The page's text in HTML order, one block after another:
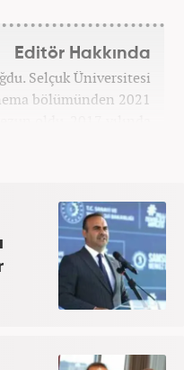
Editör Hakkında
Selçuk Üniversitesi
bölümünden 2021
oldu. 2017 yılında
ve muhabirliği
spor editörlüğü yaptı.
Grubu’nda editörlük
ayından itibaren
Haber7.com’da editör
sürdürmektedir.